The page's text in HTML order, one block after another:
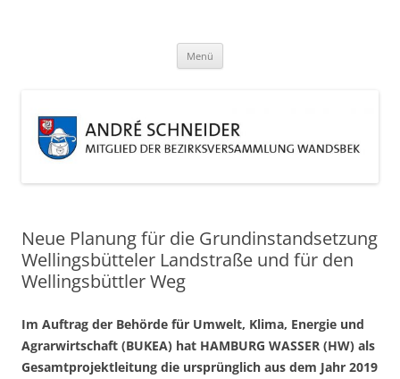
Menü
Neue Planung für die Grundinstandsetzung
Wellingsbütteler Landstraße und für den
Wellingsbüttler Weg
Im Auftrag der Behörde für Umwelt, Klima, Energie und
Agrarwirtschaft (BUKEA) hat HAMBURG WASSER (HW) als
Gesamtprojektleitung die ursprünglich aus dem Jahr 2019